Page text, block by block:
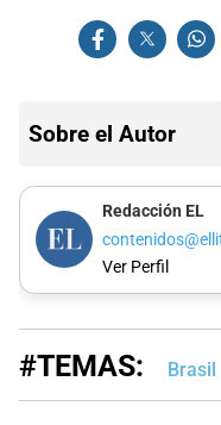
Sobre el Autor
Redacción EL
Ver Perfil
#TEMAS: Brasil